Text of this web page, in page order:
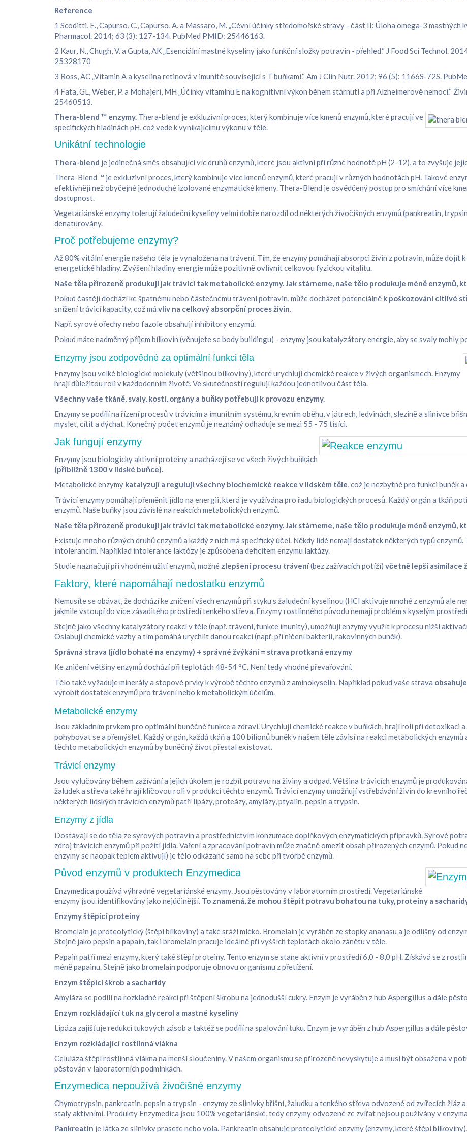
Reference
1 Scoditti, E., Capurso, C., Capurso, A. a Massaro, M. „Cévní účinky středomořské stravy - část II: Úloha omega-3
Pharmacol. 2014; 63 (3): 127-134. PubMed PMID: 25446163.
2 Kaur, N., Chugh, V. a Gupta, AK „Esenciální mastné kyseliny jako funkční složky potravin - přehled.“ J Food Sci Technol.
25328170
3 Ross, AC „Vitamin A a kyselina retinová v imunitě související s T buňkami.“ Am J Clin Nutr. 2012; 96 (5): 1166S-72S.
4 Fata, GL, Weber, P. a Mohajeri, MH „Účinky vitamínu E na kognitivní výkon během stárnutí a při Alzheimerově nemoci.“
25460513.
Thera-blend ™ enzymy. Thera-blend je exkluzivní proces, který kombinuje více kmenů enzymů, které pracují ve
specifických hladinách pH, ​​což vede k vynikajícímu výkonu v těle.
Unikátní technologie
Thera-blend je jedinečná směs obsahující víc druhů enzymů, které jsou aktivní při různé hodnotě pH (2-12), a to zvyšuje
Thera-Blend ™ je exkluzivní proces, který kombinuje více kmenů enzymů, které pracují v různých hodnotách pH. Takové
efektivněji než obyčejné jednoduché izolované enzymatické kmeny. Thera-Blend je osvědčený postup pro smíchání více
dostupnost.
Vegetariánské enzymy tolerují žaludeční kyseliny velmi dobře narozdíl od některých živočišných enzymů (pankreatin,
denaturovány.
Proč potřebujeme enzymy?
Až 80% vitální energie našeho těla je vynaložena na trávení. Tím, že enzymy pomáhají absorpci živin z potravin, může dojít
energetické hladiny. Zvýšení hladiny energie může pozitivně ovlivnit celkovou fyzickou vitalitu.
Naše těla přirozeně produkují jak trávicí tak metabolické enzymy. Jak stárneme, naše tělo produkuje méně enzymů,
Pokud častěji dochází ke špatnému nebo částečnému trávení potravin, může docházet potenciálně k poškozování citlivé
snížení trávicí kapacity, což má vliv na celkový absorpční proces živin.
Např. syrové ořechy nebo fazole obsahují inhibitory enzymů.
Pokud máte nadměrný příjem bílkovin (věnujete se body buildingu) - enzymy jsou katalyzátory energie, aby se svaly mohly
Enzymy jsou zodpovědné za optimální funkci těla
Enzymy jsou velké biologické molekuly (většinou bílkoviny), které urychlují chemické reakce v živých organismech. Enzymy
hrají důležitou roli v každodenním životě. Ve skutečnosti regulují každou jednotlivou část těla.
Všechny vaše tkáně, svaly, kosti, orgány a buňky potřebují k provozu enzymy.
Enzymy se podílí na řízení procesů v trávicím a imunitním systému, krevním oběhu, v játrech, ledvinách, slezině a slinivce
myslet, cítit a dýchat. Konečný počet enzymů je neznámý odhaduje se mezi 55 - 75 tisíci.
Jak fungují enzymy
Enzymy jsou biologicky aktivní proteiny a nacházejí se ve všech živých buňkách
(přibližně 1300 v lidské buňce).
Metabolické enzymy katalyzují a regulují všechny biochemické reakce v lidském těle, což je nezbytné pro funkci buněk
Trávicí enzymy pomáhají přeměnit jídlo na energii, která je využívána pro řadu biologických procesů. Každý orgán a tkáň
enzymů. Naše buňky jsou závislé na reakcích metabolických enzymů.
Naše těla přirozeně produkují jak trávicí tak metabolické enzymy. Jak stárneme, naše tělo produkuje méně enzymů,
Existuje mnoho různých druhů enzymů a každý z nich má specifický účel. Někdy lidé nemají dostatek některých typů
intolerancím. Například intolerance laktózy je způsobena deficitem enzymu laktázy.
Studie naznačují při vhodném užití enzymů, možné zlepšení procesu trávení(bez zažívacích potíží) včetně lepší asimilace
Faktory, které napomáhají nedostatku enzymů
Nemusíte se obávat, že dochází ke zničení všech enzymů při styku s žaludeční kyselinou (HCl aktivuje mnohé z enzymů ale
jakmile vstoupí do více zásaditého prostředí tenkého střeva. Enzymy rostlinného původu nemají problém s kyselým
Stejně jako všechny katalyzátory reakcí v těle (např. trávení, funkce imunity), umožňují enzymy využít k procesu nižší
Oslabují chemické vazby a tím pomáhá urychlit danou reakci (např. při ničení bakterií, rakovinných buněk).
Správná strava (jídlo bohaté na enzymy) + správné žvýkání = strava protkaná enzymy
Ke zničení většiny enzymů dochází při teplotách 48-54 °C. Není tedy vhodné převařování.
Tělo také vyžaduje minerály a stopové prvky k výrobě těchto enzymů z aminokyselin. Například pokud vaše strava
vyrobit dostatek enzymů pro trávení nebo k metabolickým účelům.
Metabolické enzymy
Jsou základním prvkem pro optimální buněčné funkce a zdraví. Urychlují chemické reakce v buňkách, hrají roli při detoxikaci
pohybovat se a přemýšlet. Každý orgán, každá tkáň a 100 bilionů buněk v našem těle závisí na reakci metabolických
těchto metabolických enzymů by buněčný život přestal existovat.
Trávicí enzymy
Jsou vylučovány během zažívání a jejich úkolem je rozbít potravu na živiny a odpad. Většina trávicích enzymů je
žaludek a střeva také hrají klíčovou roli v produkci těchto enzymů. Trávicí enzymy umožňují vstřebávání živin do krevního
některých lidských trávicích enzymů patří lipázy, proteázy, amylázy, ptyalin, pepsin a trypsin.
Enzymy z jídla
Dostávají se do těla ze syrových potravin a prostřednictvím konzumace doplňkových enzymatických přípravků. Syrové
zdroj trávicích enzymů při požití jídla. Vaření a zpracování potravin může značně omezit obsah přirozených enzymů. Pokud
enzymy se naopak teplem aktivují) je tělo odkázané samo na sebe při tvorbě enzymů.
Původ enzymů v produktech Enzymedica
Enzymedica používá výhradně vegetariánské enzymy. Jsou pěstovány v laboratorním prostředí. Vegetariánské
enzymy jsou identifikovány jako nejúčinější. To znamená, že mohou štěpit potravu bohatou na tuky, proteiny a
Enzymy štěpící proteiny
Bromelain je proteolytický (štěpí bílkoviny) a také sráží mléko. Bromelain je vyráběn ze stopky ananasu a je odlišný od
Stejně jako pepsin a papain, tak i bromelain pracuje ideálně při vyšších teplotách okolo zánětu v těle.
Papain patří mezi enzymy, který také štěpí proteiny. Tento enzym se stane aktivní v prostředí 6,0 - 8,0 pH. Získává se z
méně papainu. Stejně jako bromelain podporuje obnovu organismu z přetížení.
Enzym štěpící škrob a sacharidy
Amyláza se podílí na rozkladné reakci při štěpení škrobu na jednodušší cukry. Enzym je vyráběn z hub Aspergillus a dále
Enzym rozkládající tuk na glycerol a mastné kyseliny
Lipáza zajišťuje redukci tukových zásob a taktéž se podílí na spalování tuku. Enzym je vyráběn z hub Aspergillus a dále
Enzym rozkládající rostlinná vlákna
Celuláza štěpí rostlinná vlákna na menší sloučeniny. V našem organismu se přirozeně nevyskytuje a musí být obsažena v
pěstován v laboratorních podmínkách.
Enzymedica nepoužívá živočišné enzymy
Chymotrypsin, pankreatin, pepsin a trypsin - enzymy ze slinivky břišní, žaludku a tenkého střeva odvozené od zvířecích žláz
staly aktivními. Produkty Enzymedica jsou 100% vegetariánské, tedy enzymy odvozené ze zvířat nejsou používány v
Pankreatin je látka ze slinivky prasete nebo vola. Pankreatin obsahuje proteolytické enzymy (enzymy, které štěpí